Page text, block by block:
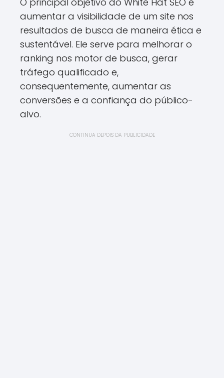
aumentar a visibilidade de um site nos
resultados de busca de maneira ética e
sustentável. Ele serve para melhorar o
ranking nos motor de busca, gerar
tráfego qualificado e,
consequentemente, aumentar as
conversões e a confiança do público-
alvo.
CONTINUA DEPOIS DA PUBLICIDADE